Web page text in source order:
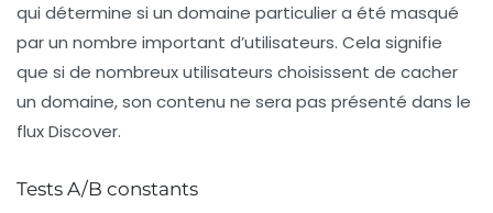
qui détermine si un domaine particulier a été masqué
par un nombre important d’utilisateurs. Cela signifie
que si de nombreux utilisateurs choisissent de cacher
un domaine, son contenu ne sera pas présenté dans le
flux Discover.
Tests A/B constants